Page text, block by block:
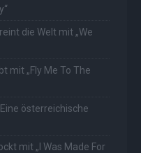
die Welt mit „We
mit „Fly Me To The
österreichische
mit „I Was Made For